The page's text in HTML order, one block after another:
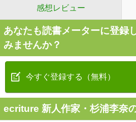
感想レビュー
あなたも読書メーターに登録
みませんか？
今すぐ登録する（無料）
ecriture 新人作家・杉浦李奈